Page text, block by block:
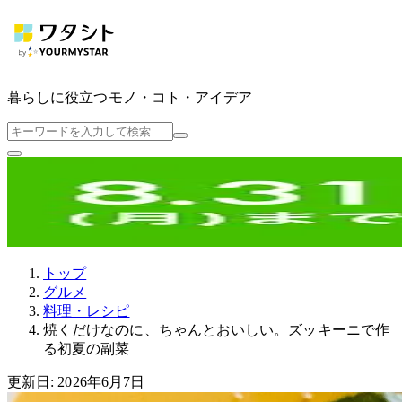
暮らしに役立つモノ・コト・アイデア
トップ
グルメ
料理・レシピ
焼くだけなのに、ちゃんとおいしい。ズッキーニで作
る初夏の副菜
更新日: 2026年6月7日